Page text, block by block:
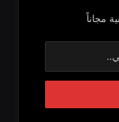
مجاناً